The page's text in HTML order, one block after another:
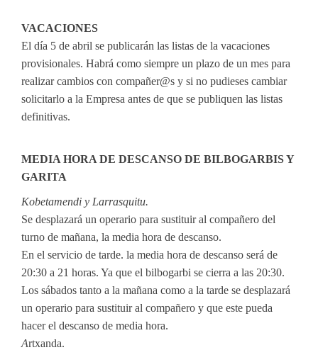
VACACIONES
El día 5 de abril se publicarán las listas de la vacaciones
provisionales. Habrá como siempre un plazo de un mes para
realizar cambios con compañer@s y si no pudieses cambiar
solicitarlo a la Empresa antes de que se publiquen las listas
definitivas.
MEDIA HORA DE DESCANSO DE BILBOGARBIS Y
GARITA
Kobetamendi y Larrasquitu.
Se desplazará un operario para sustituir al compañero del
turno de mañana, la media hora de descanso.
En el servicio de tarde. la media hora de descanso será de
20:30 a 21 horas. Ya que el bilbogarbi se cierra a las 20:30.
Los sábados tanto a la mañana como a la tarde se desplazará
un operario para sustituir al compañero y que este pueda
hacer el descanso de media hora.
Artxanda.